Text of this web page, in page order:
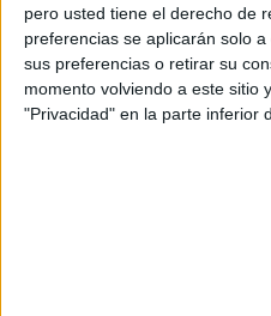
pero usted tiene el derecho de
preferencias se aplicarán solo
sus preferencias o retirar su
momento volviendo a este sitio
"Privacidad" en la parte inferior
su padre deshaciéndose en
Y es que Anuarya estaba
convocatorias inferiores
Su gran irrupción en el